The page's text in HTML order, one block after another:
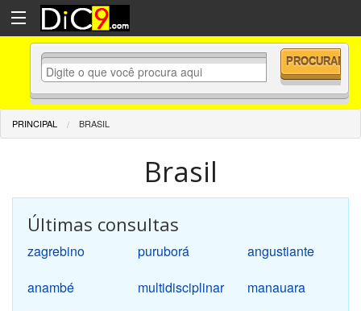
PRINCIPAL BRASIL
Brasil
Últimas consultas
zagrebino puruborá
angustiante
anambé
multidisciplinar
manauara